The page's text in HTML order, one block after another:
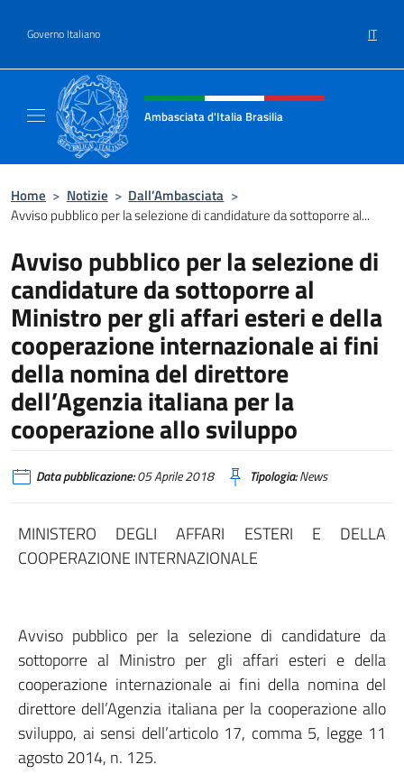
Governo Italiano IT
Intestazione sito, social e menù
Ambasciata d'Italia Brasilia
Home > Notizie > Dall’Ambasciata >
Avviso pubblico per la selezione di candidature da sottoporre al...
Avviso pubblico per la selezione di
candidature da sottoporre al
Ministro per gli affari esteri e della
cooperazione internazionale ai fini
della nomina del direttore
dell’Agenzia italiana per la
cooperazione allo sviluppo
Data pubblicazione:05 Aprile 2018 Tipologia:News
MINISTERO DEGLI AFFARI ESTERI E DELLA
COOPERAZIONE INTERNAZIONALE
Avviso pubblico per la selezione di candidature da
sottoporre al Ministro per gli affari esteri e della
cooperazione internazionale ai fini della nomina del
direttore dell’Agenzia italiana per la cooperazione allo
sviluppo, ai sensi dell’articolo 17, comma 5, legge 11
agosto 2014, n. 125.